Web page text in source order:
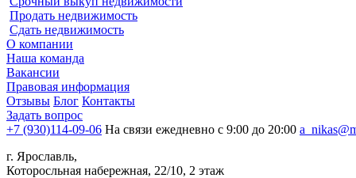
Продать недвижимость
Сдать недвижимость
О компании
Наша команда
Вакансии
Правовая информация
Отзывы Блог Контакты
Задать вопрос
+7 (930)114-09-06 На связи ежедневно с 9:00 до 20:00
г. Ярославль,
Которосльная набережная, 22/10, 2 этаж